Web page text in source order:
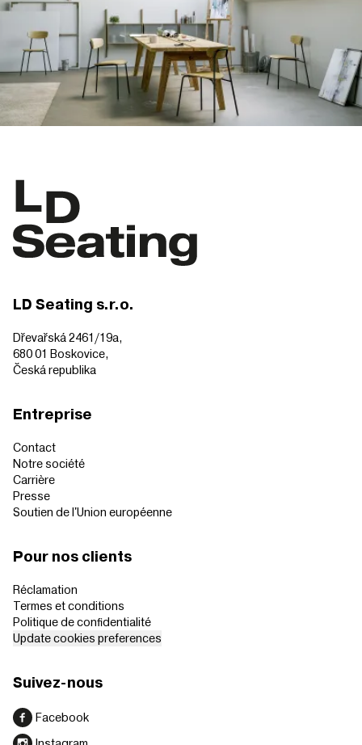
LD Seating s.r.o.
Dřevařská 2461/19a,
680 01 Boskovice,
Česká republika
Entreprise
Contact
Notre société
Carrière
Presse
Soutien de l'Union européenne
Pour nos clients
Réclamation
Termes et conditions
Politique de confidentialité
Update cookies preferences
Suivez-nous
Facebook